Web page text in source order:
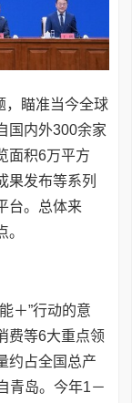
，瞄准当今全球
国内外300余家
面积6万平方
果发布等系列
台。总体来
＋”行动的意
费等6大重点领
约占全国总产
青岛。今年1－